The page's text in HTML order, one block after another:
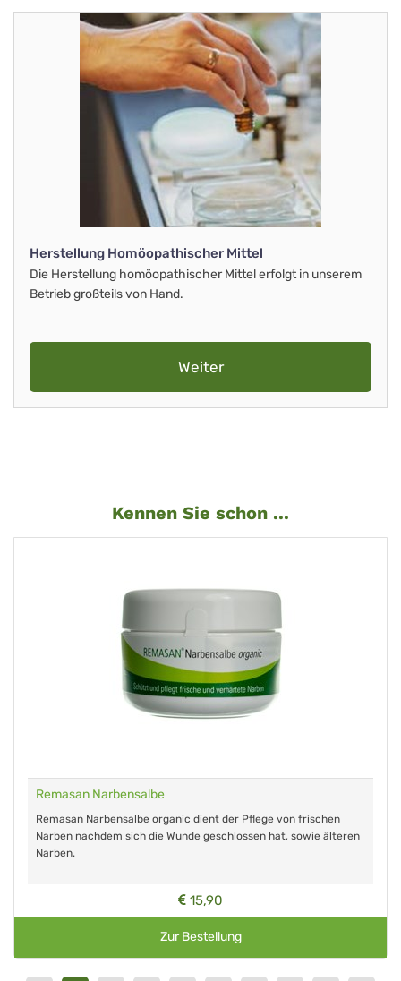
Herstellung Homöopathischer Mittel
Die Herstellung homöopathischer Mittel erfolgt in unserem
Betrieb großteils von Hand.
Weiter
Kennen Sie schon ...
Remasan Narbensalbe
Remasan Narbensalbe organic dient der Pflege von frischen
Narben nachdem sich die Wunde geschlossen hat, sowie älteren
Narben.
15,90
Zur Bestellung